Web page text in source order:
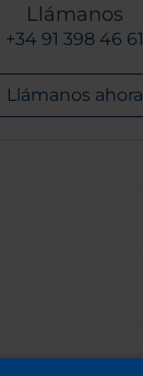
Llámanos
+34 91 398 46 61
Llámanos ahora